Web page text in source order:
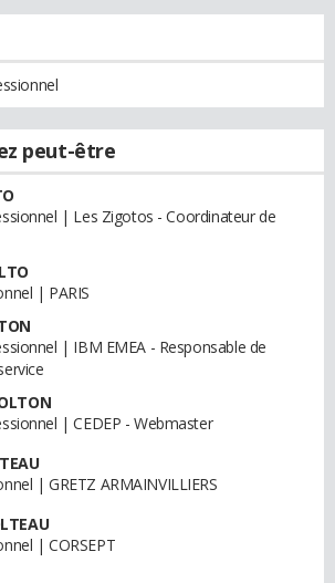
peut-être
| Les Zigotos - Coordinateur de
| PARIS
| IBM EMEA - Responsable de
| CEDEP - Webmaster
| GRETZ ARMAINVILLIERS
| CORSEPT